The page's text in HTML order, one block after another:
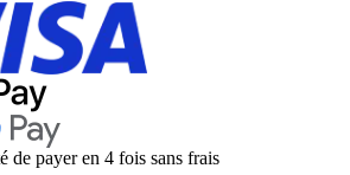
de payer en 4 fois sans frais